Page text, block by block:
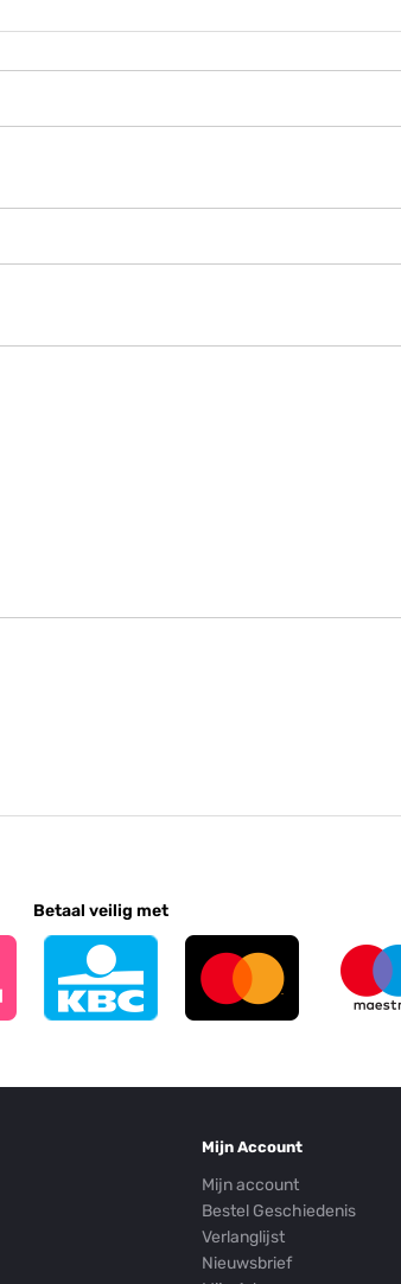
Betaal veilig met
Mijn Account
Mijn account
Bestel Geschiedenis
Verlanglijst
Nieuwsbrief